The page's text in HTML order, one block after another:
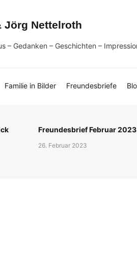
Jörg Nettelroth
– Gedanken – Geschichten –
Familie in Bilder Freundesbriefe
Freundesbrief Februar 2023
26. Februar 2023